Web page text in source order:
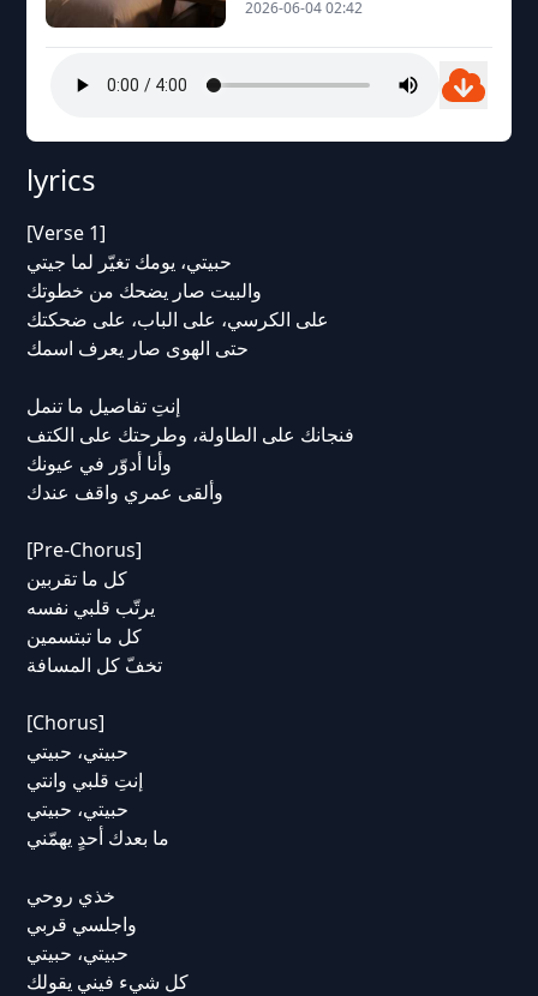
2026-06-04 02:42
lyrics
[Verse 1]
حبيتي، يومك تغيّر لما جيتي
والبيت صار يضحك من خطوتك
على الكرسي، على الباب، على ضحكتك
حتى الهوى صار يعرف اسمك
إنتِ تفاصيل ما تنمل
فنجانك على الطاولة، وطرحتك على الكتف
وأنا أدوّر في عيونك
وألقى عمري واقف عندك
[Pre-Chorus]
كل ما تقربين
يرتّب قلبي نفسه
كل ما تبتسمين
تخفّ كل المسافة
[Chorus]
حبيتي، حبيتي
إنتِ قلبي وانتي
حبيتي، حبيتي
ما بعدك أحدٍ يهمّني
خذي روحي
واجلسي قربي
حبيتي، حبيتي
كل شيء فيني يقولك